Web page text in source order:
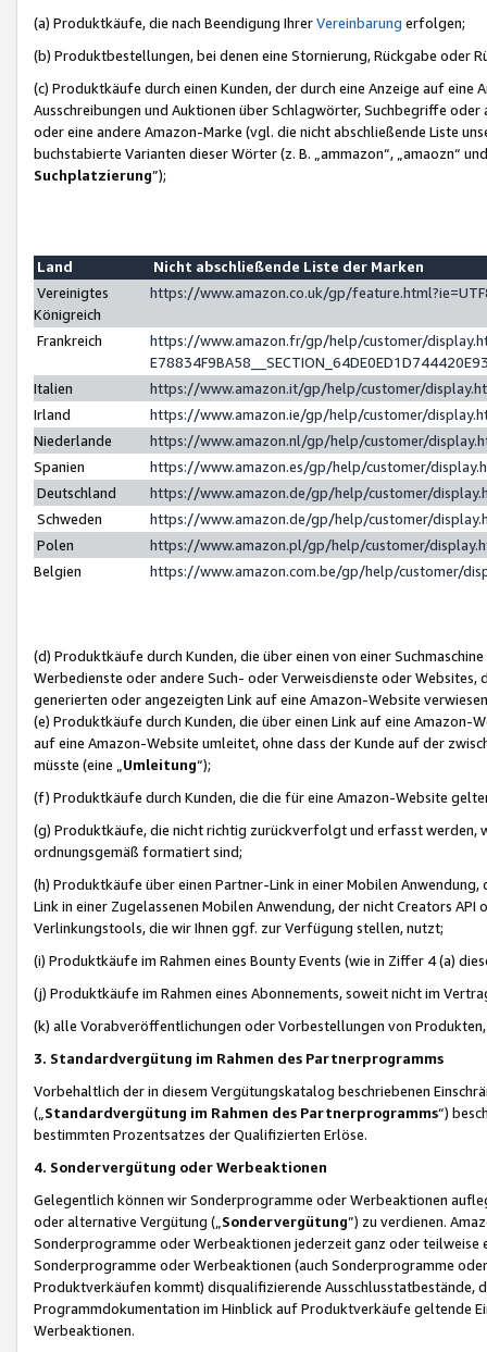
(a) Produktkäufe, die nach Beendigung IhrerVereinbarung erfolgen;
(b) Produktbestellungen, bei denen eine Stornierung, Rückgabe oder
(c) Produktkäufe durch einen Kunden, der durch eine Anzeige auf
Ausschreibungen und Auktionen über Schlagwörter, Suchbegriffe
oder eine andere Amazon-Marke (vgl. die nicht abschließende Liste
buchstabierte Varianten dieser Wörter (z. B. „ammazon“, „amaozn“
Suchplatzierung”);
Land
Nicht abschließende Liste der Marken
Vereinigtes
Königreich
https://www.amazon.co.uk/gp/
Frankreich
https://www.amazon.fr/gp/help/customer/
Italien
https://www.amazon.it/gp/help/customer/
Irland
https://www.amazon.ie/gp/help/customer/
Niederlande
https://www.amazon.nl/gp/help/customer/
Spanien
https://www.amazon.es/gp/help/customer/
Deutschland
https://www.amazon.de/gp/help/customer/
Schweden
https://www.amazon.de/gp/help/customer/
Polen
https://www.amazon.pl/gp/help/customer/
Belgien
https://www.amazon.com.be/gp/help/customer/
(d) Produktkäufe durch Kunden, die über einen von einer
Werbedienste oder andere Such- oder Verweisdienste oder Websites,
generierten oder angezeigten Link auf eine Amazon-Website
(e) Produktkäufe durch Kunden, die über einen Link auf eine
auf eine Amazon-Website umleitet, ohne dass der Kunde auf der
müsste (eine „ Umleitung“);
(f) Produktkäufe durch Kunden, die die für eine Amazon-Website
(g) Produktkäufe, die nicht richtig zurückverfolgt und erfasst werden,
ordnungsgemäß formatiert sind;
(h) Produktkäufe über einen Partner-Link in einer Mobilen
Link in einer Zugelassenen Mobilen Anwendung, der nicht Creators
Verlinkungstools, die wir Ihnen ggf. zur Verfügung stellen, nutzt;
(i) Produktkäufe im Rahmen eines Bounty Events (wie in Ziffer 4 (a)
(j) Produktkäufe im Rahmen eines Abonnements, soweit nicht im
(k) alle Vorabveröffentlichungen oder Vorbestellungen von
3. Standardvergütung im Rahmen des Partnerprogramms
Vorbehaltlich der in diesem Vergütungskatalog beschriebenen
(„ Standardvergütung im Rahmen des Partnerprogramms“)
bestimmten Prozentsatzes der Qualifizierten Erlöse.
4. Sondervergütung oder Werbeaktionen
Gelegentlich können wir Sonderprogramme oder Werbeaktionen
oder alternative Vergütung („ Sondervergütung”) zu verdienen.
Sonderprogramme oder Werbeaktionen jederzeit ganz oder
Sonderprogramme oder Werbeaktionen (auch Sonderprogramme
Produktverkäufen kommt) disqualifizierende Ausschlusstatbestände,
Programmdokumentation im Hinblick auf Produktverkäufe geltende
Werbeaktionen.